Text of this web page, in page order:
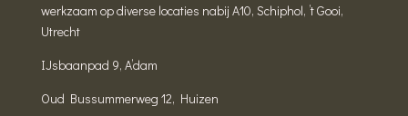
werkzaam op diverse locaties nabij A10, Schiphol, ’t Gooi,
Utrecht
IJsbaanpad 9, A’dam
Oud Bussummerweg 12, Huizen